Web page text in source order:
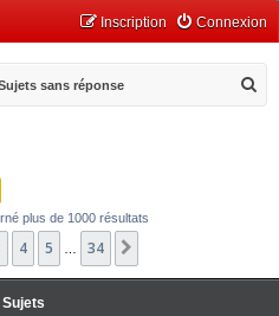
Connexion
Inscription
sans réponse
h
avancée
plus de 1000 résultats
4 5 34
Sujets